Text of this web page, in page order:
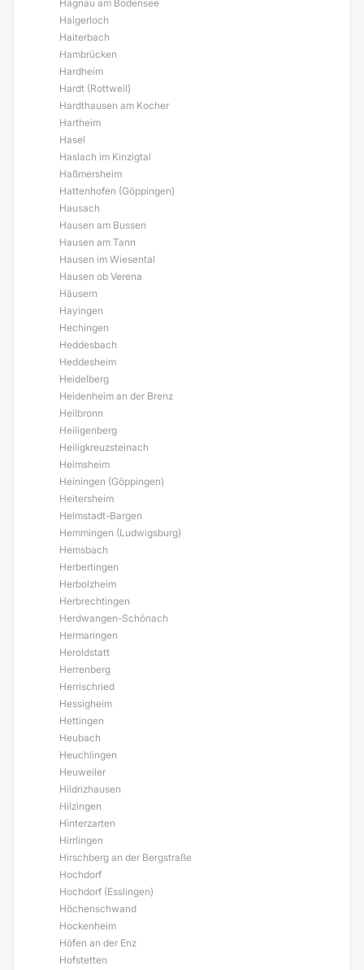
Hagnau am Bodensee
Haigerloch
Haiterbach
Hambrücken
Hardheim
Hardt (Rottweil)
Hardthausen am Kocher
Hartheim
Hasel
Haslach im Kinzigtal
Haßmersheim
Hattenhofen (Göppingen)
Hausach
Hausen am Bussen
Hausen am Tann
Hausen im Wiesental
Hausen ob Verena
Häusern
Hayingen
Hechingen
Heddesbach
Heddesheim
Heidelberg
Heidenheim an der Brenz
Heilbronn
Heiligenberg
Heiligkreuzsteinach
Heimsheim
Heiningen (Göppingen)
Heitersheim
Helmstadt-Bargen
Hemmingen (Ludwigsburg)
Hemsbach
Herbertingen
Herbolzheim
Herbrechtingen
Herdwangen-Schönach
Hermaringen
Heroldstatt
Herrenberg
Herrischried
Hessigheim
Hettingen
Heubach
Heuchlingen
Heuweiler
Hildrizhausen
Hilzingen
Hinterzarten
Hirrlingen
Hirschberg an der Bergstraße
Hochdorf
Hochdorf (Esslingen)
Höchenschwand
Hockenheim
Höfen an der Enz
Hofstetten